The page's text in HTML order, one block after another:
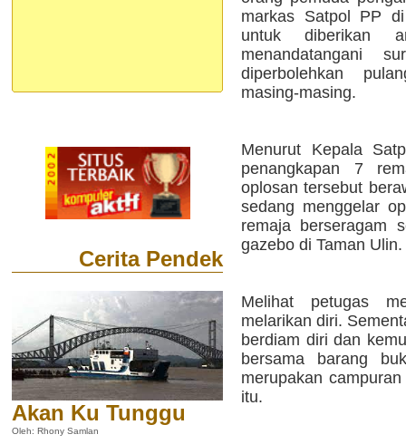
Cerita Pendek
Akan Ku Tunggu
Oleh: Rhony Samlan
markas Satpol PP
untuk diberikan
menandatangani
diperbolehkan
masing-masing.
Menurut Kepala
penangkapan 7
oplosan tersebut
sedang menggelar
remaja berseragam
gazebo di Taman Ulin.
Melihat petugas
melarikan diri.
berdiam diri dan
bersama barang
merupakan
itu.